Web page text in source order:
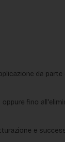
da
fino
e